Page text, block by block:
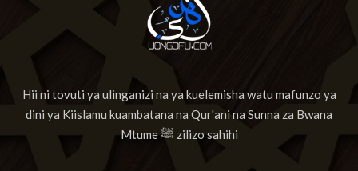
Hii ni tovuti ya ulinganizi na ya kuelemisha watu mafunzo ya
dini ya Kiislamu kuambatana na Qur'ani na Sunna za Bwana
Mtume ﷺ zilizo sahihi